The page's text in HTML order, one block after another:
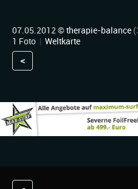
07.05.2012 ©therapie-balance
1 Foto | Weltkarte
<